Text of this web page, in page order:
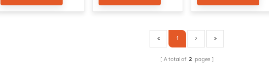
1 2
A total of 2 pages